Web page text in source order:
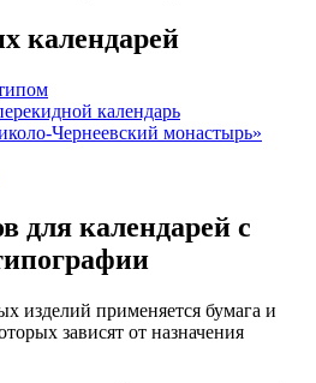
календарей
календарь
Чернеевский монастырь»
для календарей с
изделий применяется бумага и
зависят от назначения